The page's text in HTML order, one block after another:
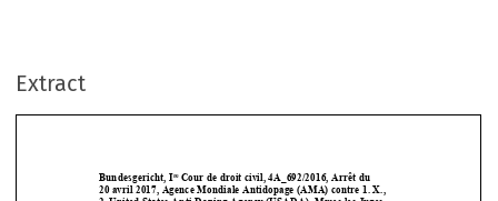
Extract
 


Bundesgericht, I
Cour de droit civil, 4A_692/2016, Arrêt du